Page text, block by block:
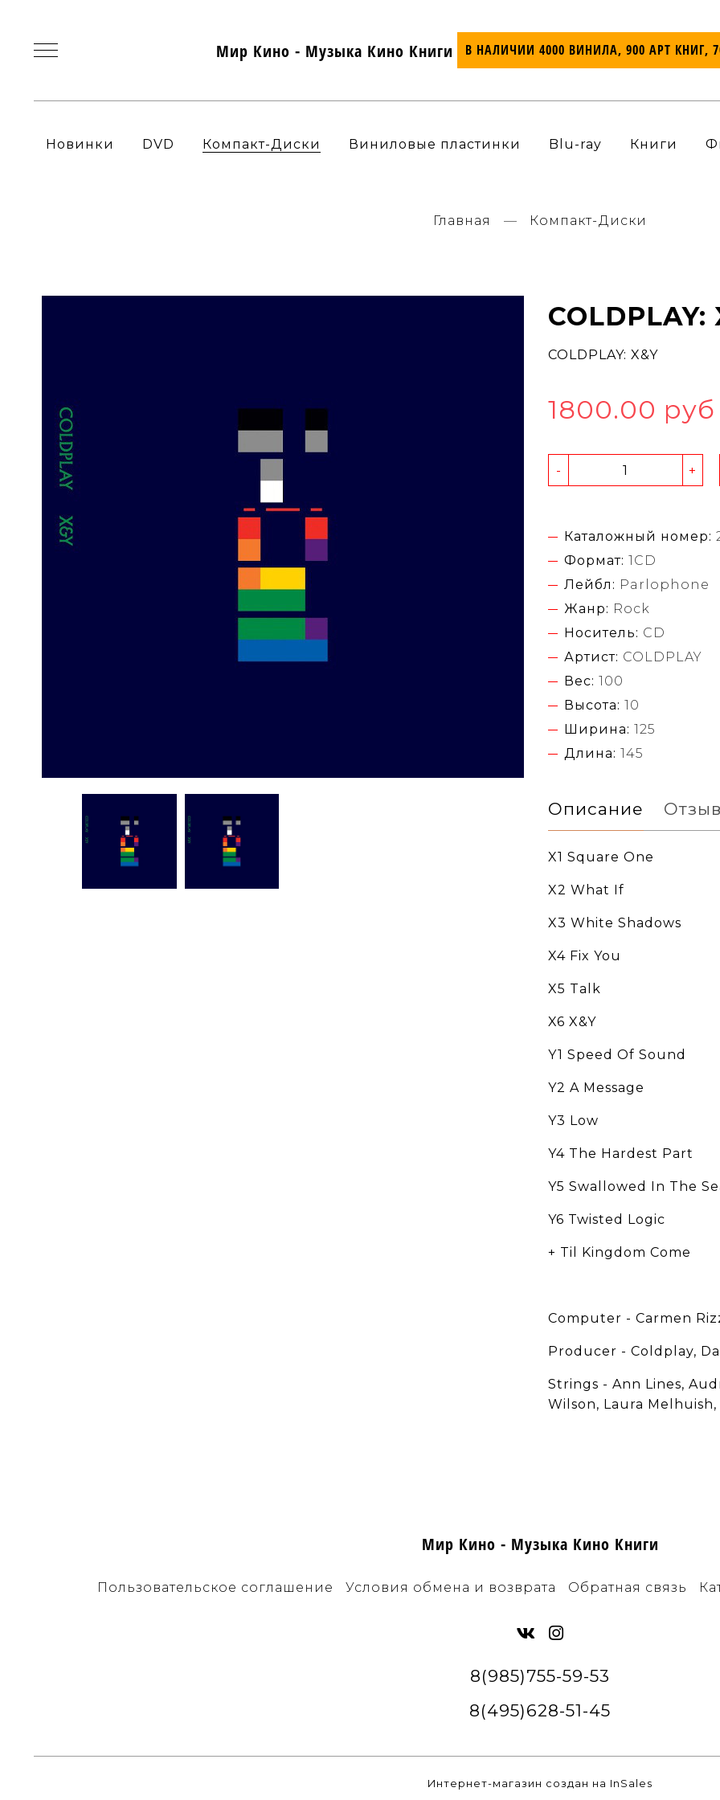
Мир Кино - Музыка Кино Книги В НАЛИЧИИ 4000 ВИНИЛА, 900 АРТ КНИГ,
Новинки DVD Компакт-Диски Виниловые пластинки Blu-ray Книги
Главная Компакт-Диски
COLDPLAY:
COLDPLAY: X&Y
1800.00 руб
- +
Каталожный номер:
Формат: 1CD
Лейбл: Parlophone
Жанр: Rock
Носитель: CD
Артист: COLDPLAY
Вес: 100
Высота: 10
Ширина: 125
Длина: 145
Описание
X1 Square One
X2 What If
X3 White Shadows
X4 Fix You
X5 Talk
X6 X&Y
Y1 Speed Of Sound
Y2 A Message
Y3 Low
Y4 The Hardest Part
Y5 Swallowed In The
Y6 Twisted Logic
+ Til Kingdom Come
Computer - Carmen
Producer - Coldplay,
Strings - Ann Lines,
Wilson, Laura
Мир Кино - Музыка Кино Книги
Пользовательское соглашение Условия обмена и возврата Обратная связь
8(985)755-59-53
8(495)628-51-45
Интернет-магазин создан на InSales